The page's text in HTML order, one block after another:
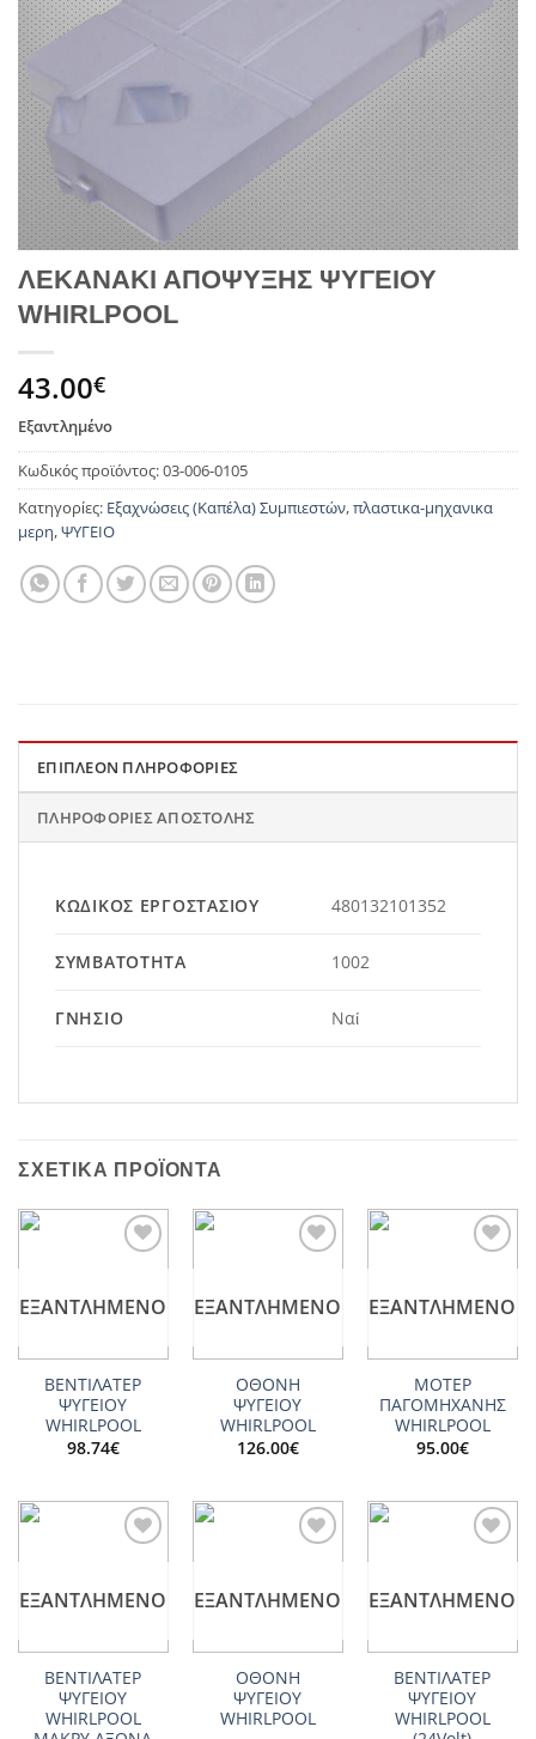
ΛΕΚΑΝΑΚΙ ΑΠΟΨΥΞΗΣ ΨΥΓΕΙΟΥ
WHIRLPOOL
43.00€
Εξαντλημένο
Κωδικός προϊόντος:03-006-0105
Κατηγορίες: Εξαχνώσεις (Καπέλα) Συμπιεστών,πλαστικα-μηχανικα
μερη,ΨΥΓΕΙΟ
ΕΠΙΠΛΈΟΝ ΠΛΗΡΟΦΟΡΊΕΣ
ΠΛΗΡΟΦΟΡΊΕΣ ΑΠΟΣΤΟΛΉΣ
ΚΩΔΙΚΌΣ ΕΡΓΟΣΤΑΣΊΟΥ 480132101352
ΣΥΜΒΑΤΌΤΗΤΑ 1002
ΓΝΉΣΙΟ Ναί
ΣΧΕΤΙΚΆ ΠΡΟΪΌΝΤΑ
ΕΞΑΝΤΛΗΜΈΝΟ
ΒΕΝΤΙΛΑΤΕΡ
ΨΥΓΕΙΟY
WHIRLPOOL
98.74€
ΕΞΑΝΤΛΗΜΈΝΟ
ΟΘΟΝΗ
ΨΥΓΕΙΟΥ
WHIRLPOOL
126.00€
ΕΞΑΝΤΛΗΜΈΝΟ
ΜΟΤΕΡ
ΠΑΓΟΜΗΧΑΝΗΣ
WHIRLPOOL
95.00€
ΕΞΑΝΤΛΗΜΈΝΟ
ΒΕΝΤΙΛΑΤΕΡ
ΨΥΓΕΙΟΥ
WHIRLPOOL
ΕΞΑΝΤΛΗΜΈΝΟ
ΟΘΟΝΗ
ΨΥΓΕΙΟΥ
WHIRLPOOL
ΕΞΑΝΤΛΗΜΈΝΟ
ΒΕΝΤΙΛΑΤΕΡ
ΨΥΓΕΙΟY
WHIRLPOOL